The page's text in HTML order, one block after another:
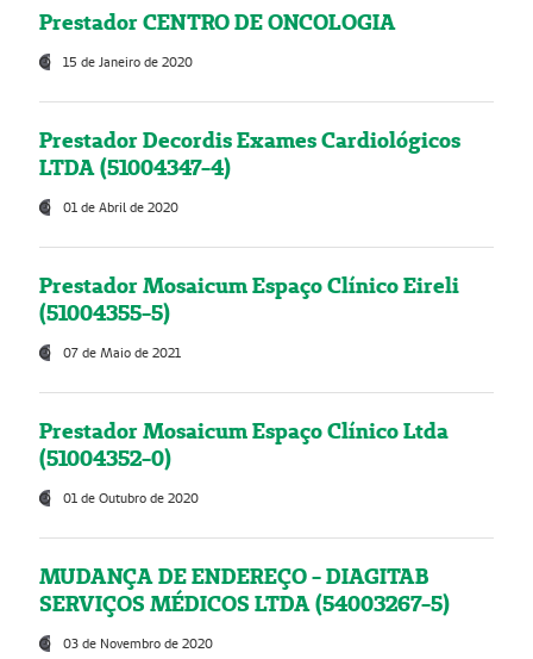
Prestador CENTRO DE ONCOLOGIA
15 de Janeiro de 2020
Prestador Decordis Exames Cardiológicos
LTDA (51004347-4)
01 de Abril de 2020
Prestador Mosaicum Espaço Clínico Eireli
(51004355-5)
07 de Maio de 2021
Prestador Mosaicum Espaço Clínico Ltda
(51004352-0)
01 de Outubro de 2020
MUDANÇA DE ENDEREÇO - DIAGITAB
SERVIÇOS MÉDICOS LTDA (54003267-5)
03 de Novembro de 2020